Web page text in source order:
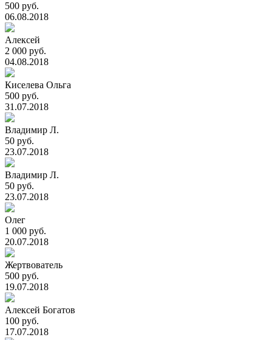
500 руб.
06.08.2018
Алексей
2 000 руб.
04.08.2018
Киселева Ольга
500 руб.
31.07.2018
Владимир Л.
50 руб.
23.07.2018
Владимир Л.
50 руб.
23.07.2018
Олег
1 000 руб.
20.07.2018
Жертвователь
500 руб.
19.07.2018
Алексей Богатов
100 руб.
17.07.2018